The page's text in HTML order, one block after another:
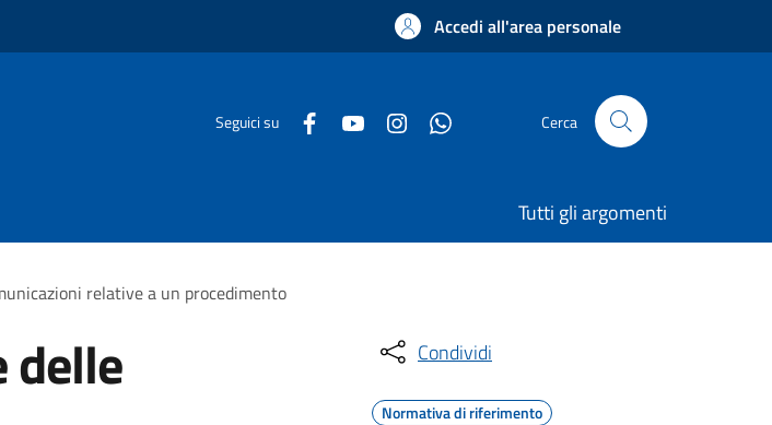
Accedi all'area personale
Seguici su Cerca
Tutti gli argomenti
relative a un procedimento
delle Condividi
Normativa di riferimento